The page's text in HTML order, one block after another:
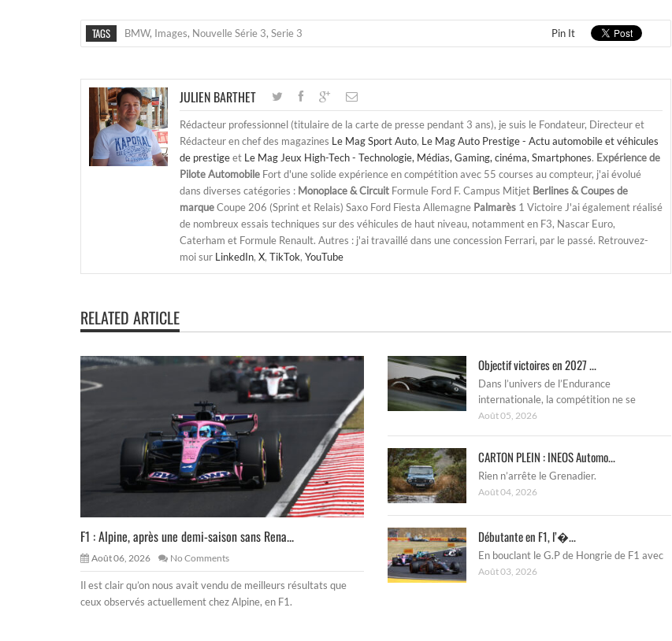
TAGS BMW, Images, Nouvelle Série 3, Serie 3 Pin It
JULIEN BARTHET
Rédacteur professionnel (titulaire de la carte de presse pendant 3 ans), je suis le Fondateur, Directeur et
Rédacteur en chef des magazines Le Mag Sport Auto, Le Mag Auto Prestige - Actu automobile et véhicules
de prestigeet Le Mag Jeux High-Tech - Technologie, Médias, Gaming, cinéma, Smartphones. Expérience de
Pilote Automobile Fort d'une solide expérience en compétition avec 55 courses au compteur, j'ai évolué
dans diverses catégories : Monoplace & Circuit Formule Ford F. Campus Mitjet Berlines & Coupes de
marqueCoupe 206 (Sprint et Relais) Saxo Ford Fiesta Allemagne Palmarès 1 Victoire J'ai également réalisé
de nombreux essais techniques sur des véhicules de haut niveau, notamment en F3, Nascar Euro,
Caterham et Formule Renault. Autres : j'ai travaillé dans une concession Ferrari, par le passé. Retrouvez-
moi sur LinkedIn, X, TikTok, YouTube
RELATED ARTICLE
F1 : Alpine, après une demi-saison sans Rena...
Août 06, 2026 No Comments
Il est clair qu’on nous avait vendu de meilleurs résultats que
ceux observés actuellement chez Alpine, en F1.
Objectif victoires en 2027 ...
Dans l’univers de l’Endurance
internationale, la compétition ne se
Août 05, 2026
CARTON PLEIN : INEOS Automo...
Rien n’arrête le Grenadier.
Août 04, 2026
Débutante en F1, l’�...
En bouclant le G.P de Hongrie de F1 avec
Août 03, 2026